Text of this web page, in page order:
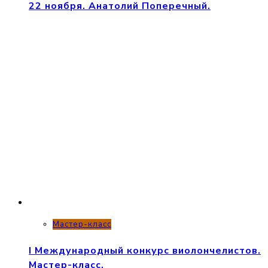
22 ноября. Анатолий Поперечный.
Мастер-класс
I Международный конкурс виолончелистов.
Мастер-класс.